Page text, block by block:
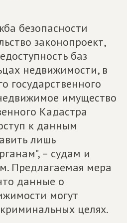
безопасности
законопроект,
баз
недвижимости, в
государственного
имущество
Кадастра
к данным
лишь
– судам и
Предлагаемая мера
данные о
могут
целях.